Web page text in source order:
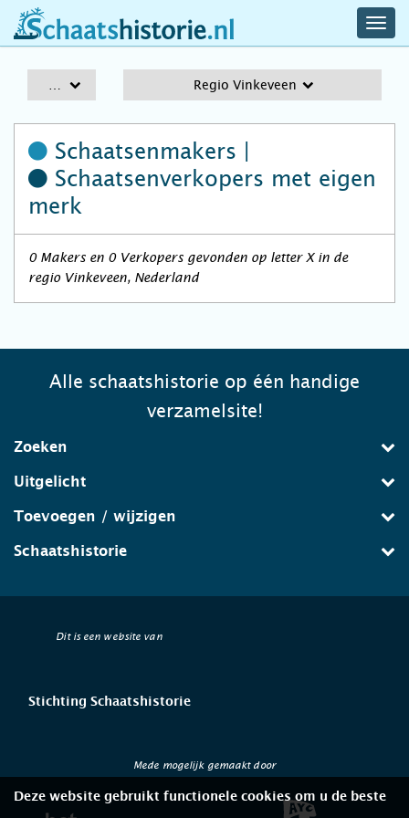
schaatshistorie.nl
Regio Vinkeveen
Schaatsenmakers |
Schaatsenverkopers met eigen
merk
0 Makers en 0 Verkopers gevonden op letter X in de
regio Vinkeveen, Nederland
Alle schaatshistorie op één handige
verzamelsite!
Zoeken
Uitgelicht
Toevoegen / wijzigen
Schaatshistorie
Dit is een website van
Stichting Schaatshistorie
Mede mogelijk gemaakt door
Deze website gebruikt functionele cookies om u de beste